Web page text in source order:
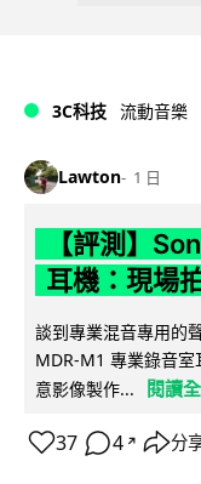
3C科技 流動音樂
Lawton 1 日
【評測】
耳機：現場
談到專業混音專用的
MDR-M1 專業錄音室
意影像製作...
閱讀
37 4 ↗ 分